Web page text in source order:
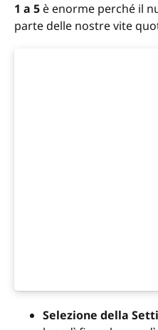
1 a 5 è enorme perché il
parte delle nostre vite
Selezione della